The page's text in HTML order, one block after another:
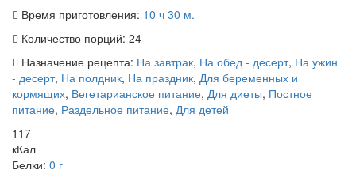
Время приготовления: 10 ч 30 м.
Количество порций: 24
Назначение рецепта: На завтрак, На обед - десерт, На ужин
- десерт, На полдник, На праздник, Для беременных и
кормящих, Вегетарианское питание, Для диеты, Постное
питание, Раздельное питание, Для детей
117
кКал
Белки: 0 г